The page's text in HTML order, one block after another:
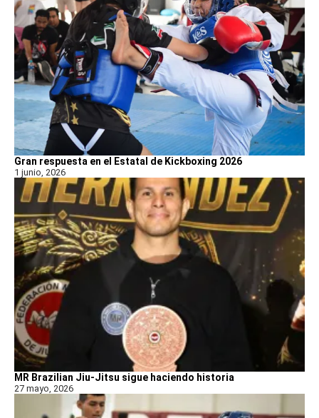
Gran respuesta en el Estatal de Kickboxing 2026
1 junio, 2026
MR Brazilian Jiu-Jitsu sigue haciendo historia
27 mayo, 2026